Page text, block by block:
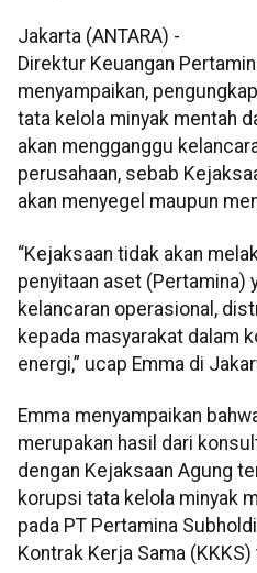
Jakarta (ANTARA) -
Direktur Keuangan
menyampaikan,
tata kelola minyak mentah
akan mengganggu
perusahaan, sebab
akan menyegel maupun
“Kejaksaan tidak akan
penyitaan aset (Pertamina)
kelancaran operasional,
kepada masyarakat dalam
energi,” ucap Emma di
Emma menyampaikan
merupakan hasil dari
dengan Kejaksaan Agung
korupsi tata kelola minyak
pada PT Pertamina
Kontrak Kerja Sama